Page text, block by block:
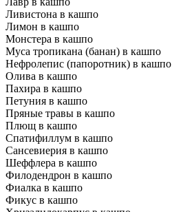
Ливистона в кашпо
Лимон в кашпо
Монстера в кашпо
Муса тропикана (банан) в кашпо
Нефролепис (папоротник) в кашпо
Олива в кашпо
Пахира в кашпо
Петуния в кашпо
Пряные травы в кашпо
Плющ в кашпо
Спатифиллум в кашпо
Сансевиерия в кашпо
Шеффлера в кашпо
Филодендрон в кашпо
Фиалка в кашпо
Фикус в кашпо